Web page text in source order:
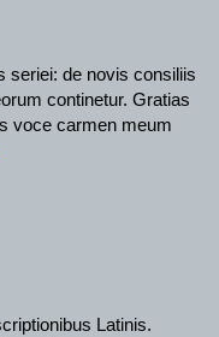
seriei: de novis consiliis
continetur. Gratias
voce carmen meum
Latinis.